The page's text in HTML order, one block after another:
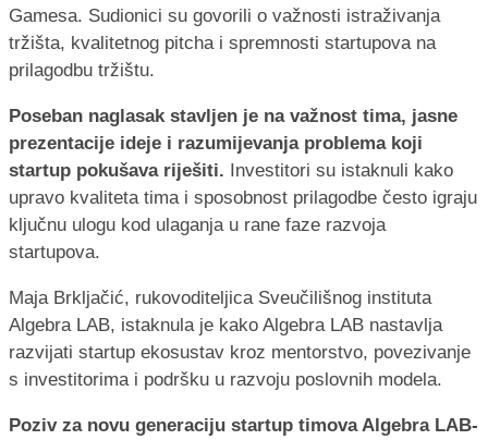
Gamesa. Sudionici su govorili o važnosti istraživanja
tržišta, kvalitetnog pitcha i spremnosti startupova na
prilagodbu tržištu.
Poseban naglasak stavljen je na važnost tima, jasne
prezentacije ideje i razumijevanja problema koji
startup pokušava riješiti. Investitori su istaknuli kako
upravo kvaliteta tima i sposobnost prilagodbe često igraju
ključnu ulogu kod ulaganja u rane faze razvoja
startupova.
Maja Brkljačić, rukovoditeljica Sveučilišnog instituta
Algebra LAB, istaknula je kako Algebra LAB nastavlja
razvijati startup ekosustav kroz mentorstvo, povezivanje
s investitorima i podršku u razvoju poslovnih modela.
Poziv za novu generaciju startup timova Algebra LAB-